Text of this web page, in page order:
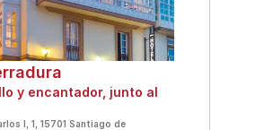
y encantador, junto al
I, 1, 15701 Santiago de